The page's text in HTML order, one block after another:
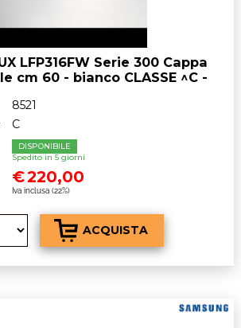
LFP316FW Serie 300 Cappa
cm 60 - bianco CLASSE ^C -
8521
C
DISPONIBILE
Spedito in 5 giorni
€220,00
Iva inclusa (22%)